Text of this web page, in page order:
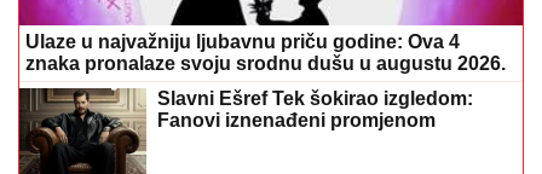
Ulaze u najvažniju ljubavnu priču godine: Ova 4
znaka pronalaze svoju srodnu dušu u augustu 2026.
Slavni Ešref Tek šokirao izgledom:
Fanovi iznenađeni promjenom